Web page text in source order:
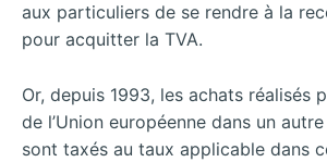
aux particuliers de se rendre à la
pour acquitter la TVA.
Or, depuis 1993, les achats réalisés
de l’Union européenne dans un
sont taxés au taux applicable dans